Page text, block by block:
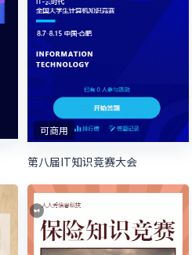
可商用
第八届IT知识竞赛大会